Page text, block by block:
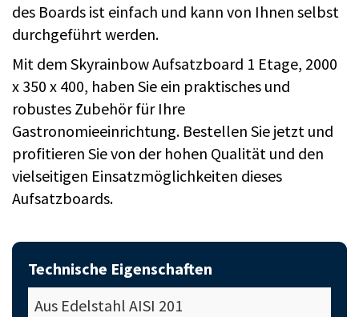
des Boards ist einfach und kann von Ihnen selbst
durchgeführt werden.
Mit dem Skyrainbow Aufsatzboard 1 Etage, 2000
x 350 x 400, haben Sie ein praktisches und
robustes Zubehör für Ihre
Gastronomieeinrichtung. Bestellen Sie jetzt und
profitieren Sie von der hohen Qualität und den
vielseitigen Einsatzmöglichkeiten dieses
Aufsatzboards.
Technische Eigenschaften
Aus Edelstahl AISI 201